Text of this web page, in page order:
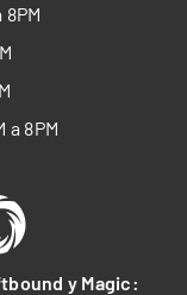
8PM
a 8PM
y Magic: